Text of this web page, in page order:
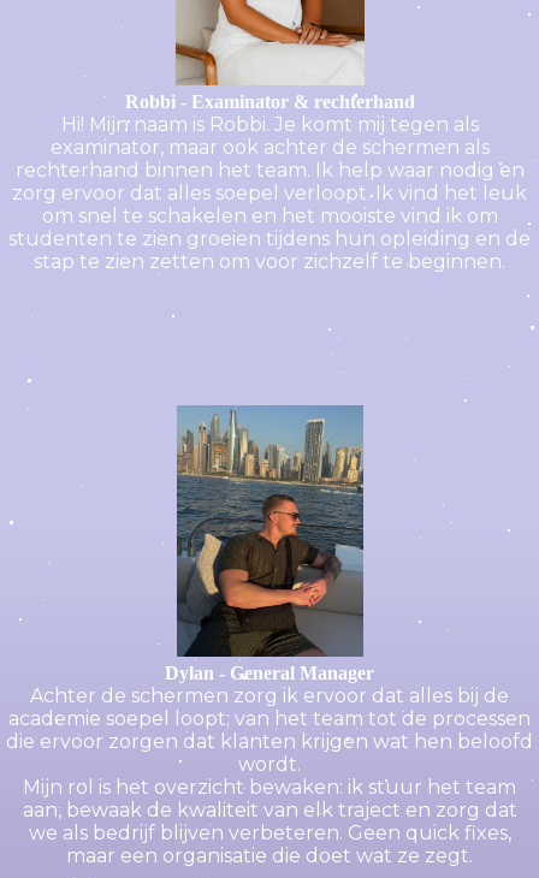
Robbi - Examinator & rechterhand
Hi! Mijn naam is Robbi. Je komt mij tegen als
examinator, maar ook achter de schermen als
rechterhand binnen het team. Ik help waar nodig en
zorg ervoor dat alles soepel verloopt. Ik vind het leuk
om snel te schakelen en het mooiste vind ik om
studenten te zien groeien tijdens hun opleiding en de
stap te zien zetten om voor zichzelf te beginnen.
Dylan - General Manager
Achter de schermen zorg ik ervoor dat alles bij de
academie soepel loopt; van het team tot de processen
die ervoor zorgen dat klanten krijgen wat hen beloofd
wordt.
Mijn rol is het overzicht bewaken: ik stuur het team
aan, bewaak de kwaliteit van elk traject en zorg dat
we als bedrijf blijven verbeteren. Geen quick fixes,
maar een organisatie die doet wat ze zegt.